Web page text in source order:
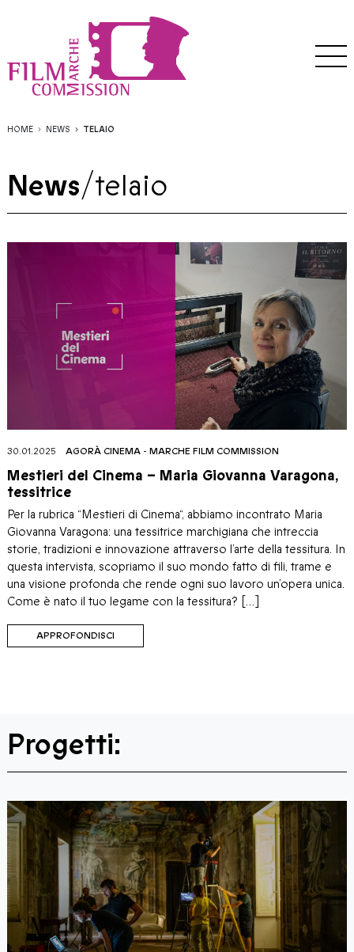
HOME NEWS TELAIO
News/telaio
30.01.2025 AGORÀ CINEMA - MARCHE FILM COMMISSION
Mestieri del Cinema – Maria Giovanna Varagona,
tessitrice
Per la rubrica “Mestieri di Cinema“, abbiamo incontrato Maria
Giovanna Varagona: una tessitrice marchigiana che intreccia
storie, tradizioni e innovazione attraverso l’arte della tessitura. In
questa intervista, scopriamo il suo mondo fatto di fili, trame e
una visione profonda che rende ogni suo lavoro un’opera unica.
Come è nato il tuo legame con la tessitura? […]
APPROFONDISCI
Progetti: